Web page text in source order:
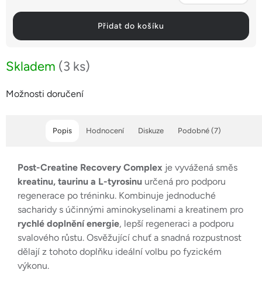
Skladem (3 ks)
Možnosti doručení
Přidat do košíku
Popis Podobné (7)
Hodnocení Diskuze
Post-Creatine Recovery Complex je vyvážená směs
kreatinu, taurinu a L-tyrosinu určená pro podporu
regenerace po tréninku. Kombinuje jednoduché
sacharidy s účinnými aminokyselinami a kreatinem pro
rychlé doplnění energie, lepší regeneraci a podporu
svalového růstu. Osvěžující chuť a snadná rozpustnost
dělají z tohoto doplňku ideální volbu po fyzickém
výkonu.